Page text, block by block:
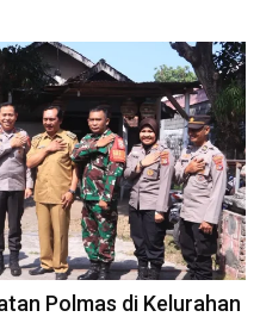
Polmas di Kelurahan